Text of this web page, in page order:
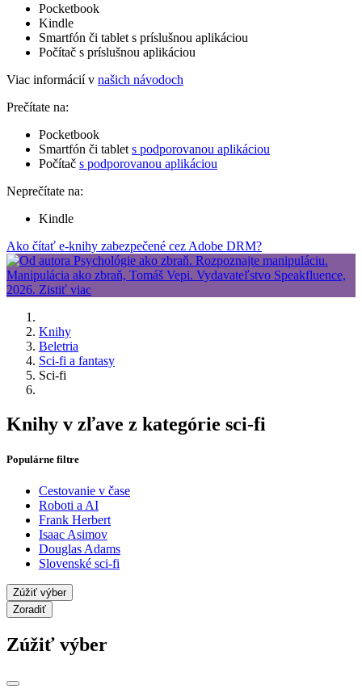
Pocketbook
Kindle
Smartfón či tablet s príslušnou aplikáciou
Počítač s príslušnou aplikáciou
Viac informácií v našich návodoch
Prečítate na:
Pocketbook
Smartfón či tablet s podporovanou aplikáciou
Počítač s podporovanou aplikáciou
Neprečítate na:
Kindle
Ako čítať e-knihy zabezpečené cez Adobe DRM?
Knihy
Beletria
Sci-fi a fantasy
Sci-fi
Knihy v zľave z kategórie sci-fi
Populárne filtre
Cestovanie v čase
Roboti a AI
Frank Herbert
Isaac Asimov
Douglas Adams
Slovenské sci-fi
Zúžiť výber
Zoradiť
Zúžiť výber